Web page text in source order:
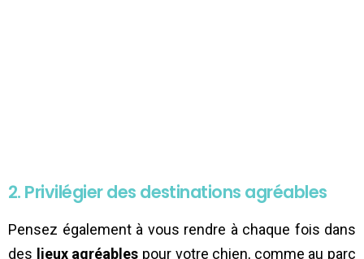
2. Privilégier des destinations agréables
Pensez également à vous rendre à chaque fois dans
des lieux agréables pour votre chien, comme au parc